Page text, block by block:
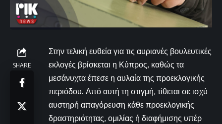
SHARE
Στην τελική ευθεία για τις αυριανές βουλευτικές
εκλογές βρίσκεται η Κύπρος, καθώς τα
μεσάνυχτα έπεσε η αυλαία της προεκλογικής
περιόδου. Από αυτή τη στιγμή, τίθεται σε ισχύ
αυστηρή απαγόρευση κάθε προεκλογικής
δραστηριότητας, ομιλίας ή διαφήμισης υπέρ